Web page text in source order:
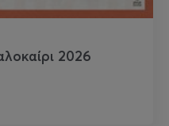
2026